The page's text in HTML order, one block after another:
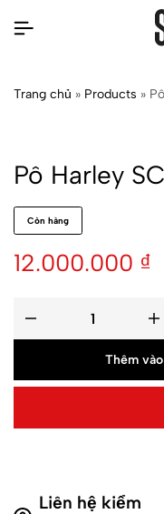
Trang chủ » Products »
Pô Harley
Còn hàng
12.000.000 ₫
Thêm
Liên hệ kiểm